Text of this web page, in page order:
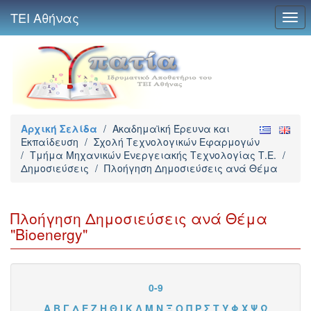
ΤΕΙ Αθήνας
Αρχική Σελίδα / Ακαδημαϊκή Έρευνα και
Εκπαίδευση / Σχολή Τεχνολογικών Εφαρμογών
/ Τμήμα Μηχανικών Ενεργειακής Τεχνολογίας Τ.Ε. /
Δημοσιεύσεις / Πλοήγηση Δημοσιεύσεις ανά Θέμα
Πλοήγηση Δημοσιεύσεις ανά Θέμα
"Bioenergy"
0-9
Α Β Γ Δ Ε Ζ Η Θ Ι Κ Λ Μ Ν Ξ Ο Π Ρ Σ Τ Υ Φ Χ Ψ Ω